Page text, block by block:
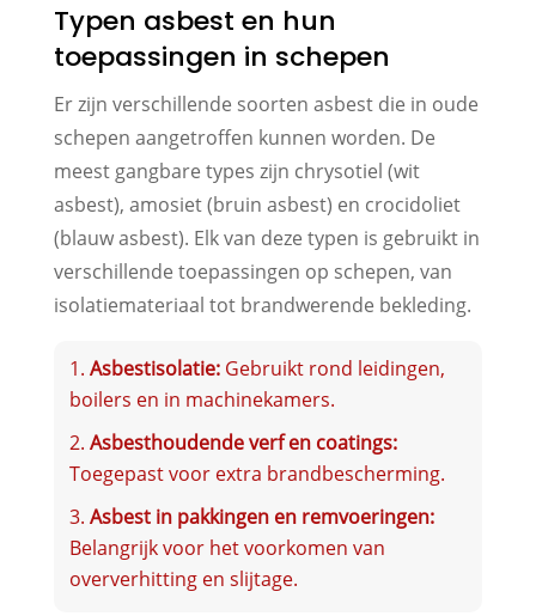
Typen asbest en hun
toepassingen in schepen
Er zijn verschillende soorten asbest die in oude
schepen aangetroffen kunnen worden. De
meest gangbare types zijn chrysotiel (wit
asbest), amosiet (bruin asbest) en crocidoliet
(blauw asbest). Elk van deze typen is gebruikt in
verschillende toepassingen op schepen, van
isolatiemateriaal tot brandwerende bekleding.
Asbestisolatie:Gebruikt rond leidingen,
boilers en in machinekamers.
Asbesthoudende verf en coatings:
Toegepast voor extra brandbescherming.
Asbest in pakkingen en remvoeringen:
Belangrijk voor het voorkomen van
oververhitting en slijtage.